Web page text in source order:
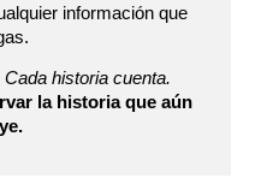
información que
historia cuenta.
la historia que aún